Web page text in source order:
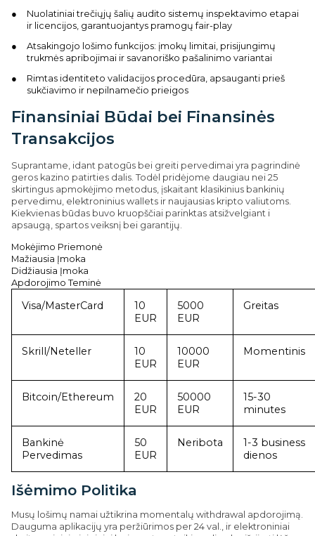
Nuolatiniai trečiųjų šalių audito sistemų inspektavimo etapai
ir licencijos, garantuojantys pramogų fair-play
Atsakingojo lošimo funkcijos: įmokų limitai, prisijungimų
trukmės apribojimai ir savanoriško pašalinimo variantai
Rimtas identiteto validacijos procedūra, apsauganti prieš
sukčiavimo ir nepilnamečio prieigos
Finansiniai Būdai bei Finansinės
Transakcijos
Suprantame, idant patogūs bei greiti pervedimai yra pagrindinė
geros kazino patirties dalis. Todėl pridėjome daugiau nei 25
skirtingus apmokėjimo metodus, įskaitant klasikinius bankinių
pervedimu, elektroninius wallets ir naujausias kripto valiutoms.
Kiekvienas būdas buvo kruopščiai parinktas atsižvelgiant i
apsaugą, spartos veiksnį bei garantijų.
Mokėjimo Priemonė
Mažiausia Įmoka
Didžiausia Įmoka
Apdorojimo Teminė
Visa/MasterCard
10
EUR
5000
EUR
Greitas
Skrill/Neteller
10
EUR
10000
EUR
Momentinis
Bitcoin/Ethereum
20
EUR
50000
EUR
15-30
minutes
Bankinė
Pervedimas
50
EUR
Neribota
1-3 business
dienos
Išėmimo Politika
Musų lošimų namai užtikrina momentalų withdrawal apdorojimą.
Dauguma aplikacijų yra peržiūrimos per 24 val., ir elektroniniai